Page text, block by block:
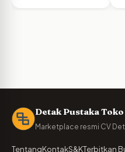
Detak Pustaka Toko
Marketplace resmi CV
TentangKontakS&KTerbitkan